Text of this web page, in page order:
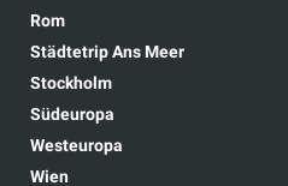
Rom
Städtetrip Ans Meer
Stockholm
Südeuropa
Westeuropa
Wien